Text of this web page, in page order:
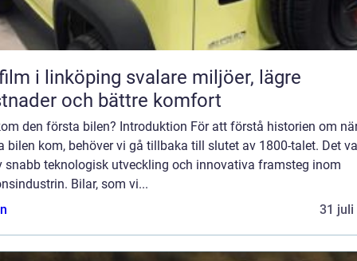
svalare miljöer, lägre
och bättre komfort
den första bilen? Introduktion För att förstå historien om
bilen kom, behöver vi gå tillbaka till slutet av 1800-talet. Det
snabb teknologisk utveckling och innovativa framsteg inom
Bilar, som vi...
31 juli